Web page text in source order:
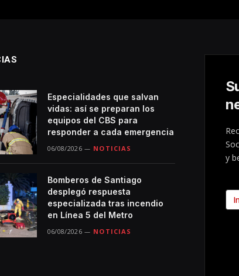
Especialidades que salvan
vidas: así se preparan los
equipos del CBS para
responder a cada emergencia
06/08/2026 NOTICIAS
Bomberos de Santiago
desplegó respuesta
especializada tras incendio
en Línea 5 del Metro
06/08/2026 NOTICIAS
y